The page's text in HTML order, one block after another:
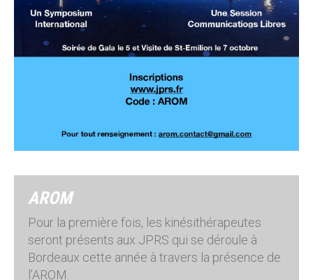
AROM
Pour la première fois, les kinésithérapeutes
seront présents aux JPRS qui se déroule à
Bordeaux cette année à travers la présence de
l’AROM.